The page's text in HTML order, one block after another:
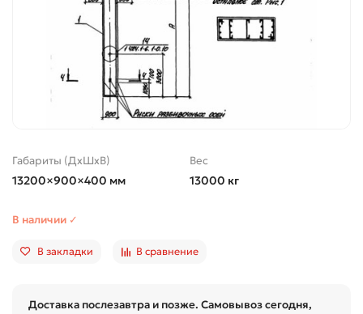
Габариты (ДхШхВ)
13200×900×400 мм
Вес
13000 кг
В наличии ✓
В закладки В сравнение
Доставка послезавтра и позже. Самовывоз сегодня,